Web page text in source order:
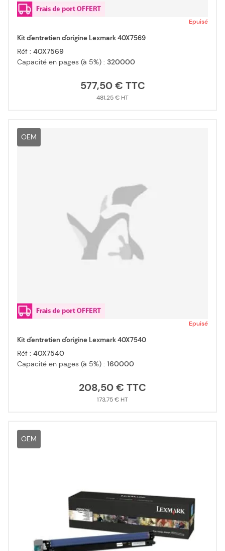
Epuisé
Kit d'entretien d'origine Lexmark 40X7569
Réf : 40X7569
Capacité en pages (à 5%) : 320000
577,50 €
481,25 €
OEM
Epuisé
Kit d'entretien d'origine Lexmark 40X7540
Réf : 40X7540
Capacité en pages (à 5%) : 160000
208,50 €
173,75 €
OEM